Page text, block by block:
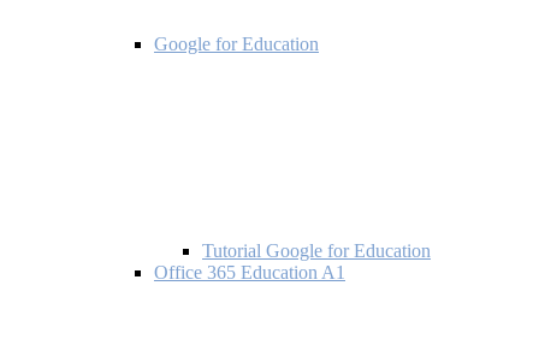
Google for Education
Tutorial Google for Education
Office 365 Education A1